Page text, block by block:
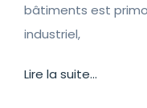
bâtiments est
industriel,
Lire la suite...